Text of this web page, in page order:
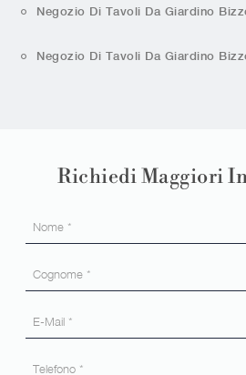
Negozio Di Tavoli Da Giardino
Negozio Di Tavoli Da Giardino
Richiedi Maggiori